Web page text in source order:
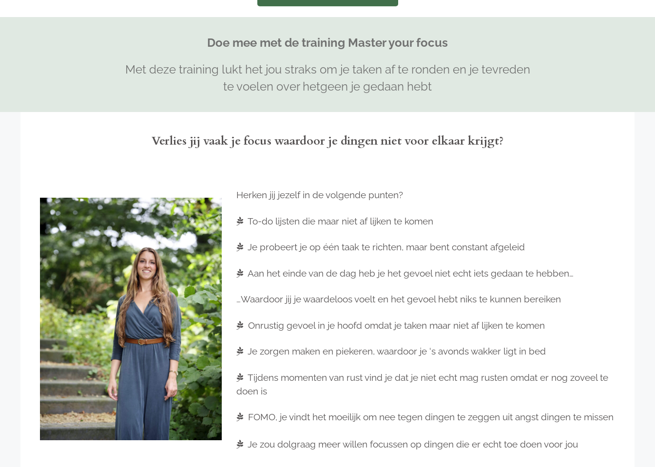
Doe mee met de training Master your focus
Met deze training lukt het jou straks om je taken af te ronden en je tevreden
te voelen over hetgeen je gedaan hebt
Verlies jij vaak je focus waardoor je dingen niet voor elkaar krijgt?
Herken jij jezelf in de volgende punten?
To-do lijsten die maar niet af lijken te komen
Je probeert je op één taak te richten, maar bent constant afgeleid
Aan het einde van de dag heb je het gevoel niet echt iets gedaan te hebben…
…Waardoor jij je waardeloos voelt en het gevoel hebt niks te kunnen bereiken
Onrustig gevoel in je hoofd omdat je taken maar niet af lijken te komen
Je zorgen maken en piekeren, waardoor je ‘s avonds wakker ligt in bed
Tijdens momenten van rust vind je dat je niet echt mag rusten omdat er nog zoveel te
doen is
FOMO, je vindt het moeilijk om nee tegen dingen te zeggen uit angst dingen te missen
Je zou dolgraag meer willen focussen op dingen die er echt toe doen voor jou